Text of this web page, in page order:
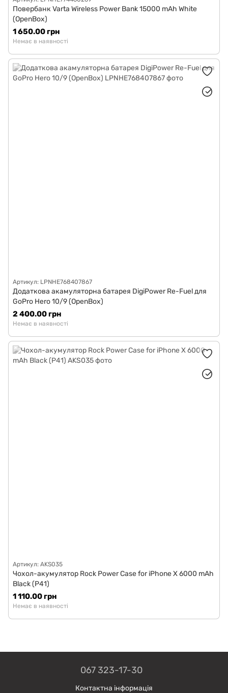
Повербанк Varta Wireless Power Bank 15000 mAh White
(OpenBox)
1 650.00 грн
Немає в наявності
Артикул: LPNHE768407867
Додаткова акамуляторна батарея DigiPower Re-Fuel для
GoPro Hero 10/9 (OpenBox)
2 400.00 грн
Немає в наявності
Артикул: AKS035
Чохол-акумулятор Rock Power Case for iPhone X 6000 mAh
Black (P41)
1 110.00 грн
Немає в наявності
067 323-17-30
Контактна інформація